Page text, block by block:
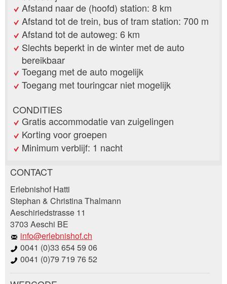
Afstand naar de (hoofd) station: 8 km
Afstand tot de trein, bus of tram station: 700 m
Afstand tot de autoweg: 6 km
Slechts beperkt in de winter met de auto
bereikbaar
Toegang met de auto mogelijk
Toegang met touringcar niet mogelijk
CONDITIES
Gratis accommodatie van zuigelingen
Korting voor groepen
Minimum verblijf: 1 nacht
Post afkeuren
Uw feedback wordt zeer gewaardeerd!
Algemene feedback
Vermelding niet langer geldig
Onvolledige vermelding
Beveel deze advertentie aan bij vrienden.
CONTACT
Erlebnishof Hatti
Stephan & Christina Thalmann
Aeschiriedstrasse 11
3703 Aeschi BE
info@erlebnishof.ch
0041 (0)33 654 59 06
0041 (0)79 719 76 52